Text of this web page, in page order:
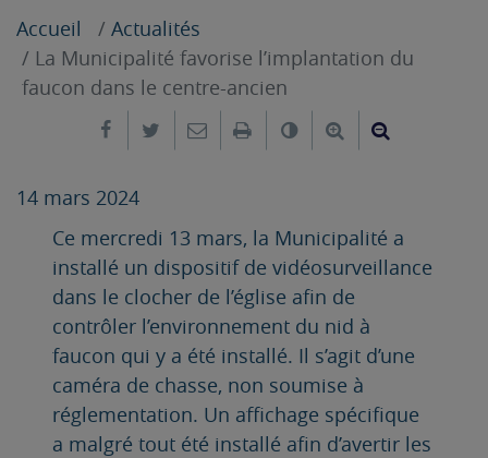
Accueil
Actualités
La Municipalité favorise l’implantation du
faucon dans le centre-ancien
Partager sur Facebook
Partager sur Twitter
Envoyer par e-mail
ImprimerChanger leAgrandir le
14 mars 2024
Ce mercredi 13 mars, la Municipalité a
installé un dispositif de vidéosurveillance
dans le clocher de l’église afin de
contrôler l’environnement du nid à
faucon qui y a été installé. Il s’agit d’une
caméra de chasse, non soumise à
réglementation. Un affichage spécifique
a malgré tout été installé afin d’avertir les